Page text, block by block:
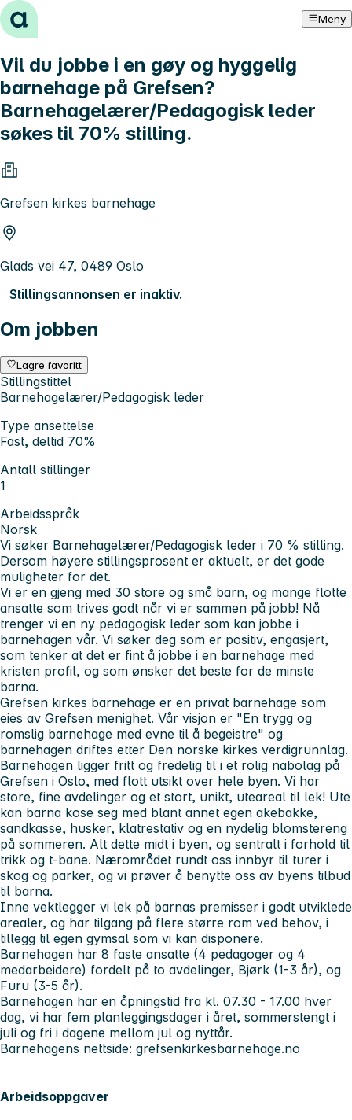
Hopp til innhold Meny
Vil du jobbe i en gøy og hyggelig
barnehage på Grefsen?
Barnehagelærer/Pedagogisk leder
søkes til 70% stilling.
Grefsen kirkes barnehage
Glads vei 47, 0489 Oslo
Stillingsannonsen er inaktiv.
Om jobben
Lagre favoritt
Stillingstittel
Barnehagelærer/Pedagogisk leder
Type ansettelse
Fast, deltid 70%
Antall stillinger
1
Arbeidsspråk
Norsk
Vi søker Barnehagelærer/Pedagogisk leder i 70 % stilling.
Dersom høyere stillingsprosent er aktuelt, er det gode
muligheter for det.
Vi er en gjeng med 30 store og små barn, og mange flotte
ansatte som trives godt når vi er sammen på jobb! Nå
trenger vi en ny pedagogisk leder som kan jobbe i
barnehagen vår. Vi søker deg som er positiv, engasjert,
som tenker at det er fint å jobbe i en barnehage med
kristen profil, og som ønsker det beste for de minste
barna.
Grefsen kirkes barnehage er en privat barnehage som
eies av Grefsen menighet. Vår visjon er "En trygg og
romslig barnehage med evne til å begeistre" og
barnehagen driftes etter Den norske kirkes verdigrunnlag.
Barnehagen ligger fritt og fredelig til i et rolig nabolag på
Grefsen i Oslo, med flott utsikt over hele byen. Vi har
store, fine avdelinger og et stort, unikt, uteareal til lek! Ute
kan barna kose seg med blant annet egen akebakke,
sandkasse, husker, klatrestativ og en nydelig blomstereng
på sommeren. Alt dette midt i byen, og sentralt i forhold til
trikk og t-bane. Nærområdet rundt oss innbyr til turer i
skog og parker, og vi prøver å benytte oss av byens tilbud
til barna.
Inne vektlegger vi lek på barnas premisser i godt utviklede
arealer, og har tilgang på flere større rom ved behov, i
tillegg til egen gymsal som vi kan disponere.
Barnehagen har 8 faste ansatte (4 pedagoger og 4
medarbeidere) fordelt på to avdelinger, Bjørk (1-3 år), og
Furu (3-5 år).
Barnehagen har en åpningstid fra kl. 07.30 - 17.00 hver
dag, vi har fem planleggingsdager i året, sommerstengt i
juli og fri i dagene mellom jul og nyttår.
Barnehagens nettside: grefsenkirkesbarnehage.no
Arbeidsoppgaver